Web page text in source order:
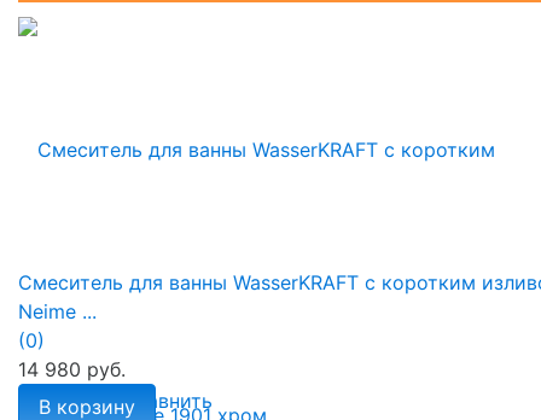
избранное сравнить
Смеситель для ванны WasserKRAFT с коротким
Neime ...
(0)
14 980 руб.
В корзину